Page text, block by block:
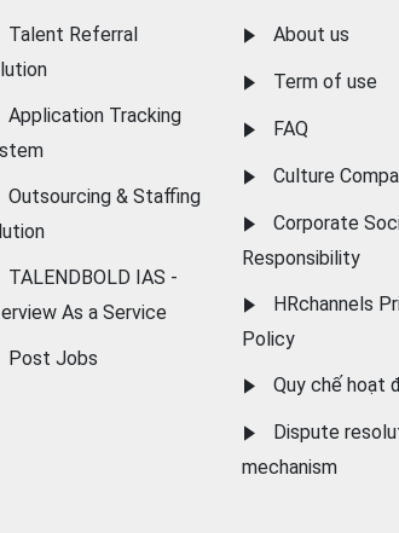
Talent Referral
Application Tracking
Outsourcing & Staffing
TALENDBOLD IAS -
As a Service
Post Jobs
About us
Term of use
FAQ
Culture
Corporate
Responsibility
HRchannels
Policy
Quy chế hoạt
Dispute
mechanism